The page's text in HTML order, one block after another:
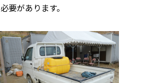
要があります。